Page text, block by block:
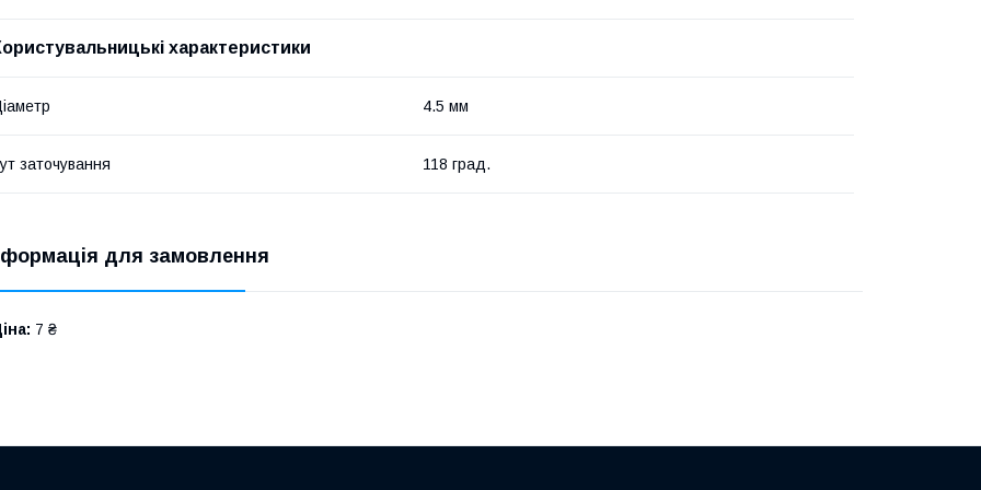
характеристики
4.5 мм
заточування 118 град.
для замовлення
7 ₴